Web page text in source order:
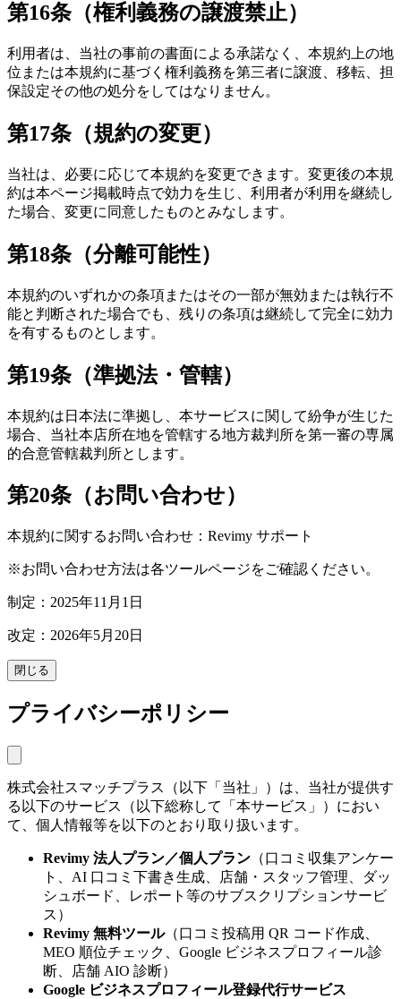
第16条（権利義務の譲渡禁止）
利用者は、当社の事前の書面による承諾なく、本規約上の地
位または本規約に基づく権利義務を第三者に譲渡、移転、担
保設定その他の処分をしてはなりません。
第17条（規約の変更）
当社は、必要に応じて本規約を変更できます。変更後の本規
約は本ページ掲載時点で効力を生じ、利用者が利用を継続し
た場合、変更に同意したものとみなします。
第18条（分離可能性）
本規約のいずれかの条項またはその一部が無効または執行不
能と判断された場合でも、残りの条項は継続して完全に効力
を有するものとします。
第19条（準拠法・管轄）
本規約は日本法に準拠し、本サービスに関して紛争が生じた
場合、当社本店所在地を管轄する地方裁判所を第一審の専属
的合意管轄裁判所とします。
第20条（お問い合わせ）
本規約に関するお問い合わせ：Revimy サポート
※お問い合わせ方法は各ツールページをご確認ください。
制定：2025年11月1日
改定：2026年5月20日
閉じる
プライバシーポリシー
株式会社スマッチプラス（以下「当社」）は、当社が提供す
る以下のサービス（以下総称して「本サービス」）におい
て、個人情報等を以下のとおり取り扱います。
Revimy 法人プラン／個人プラン （口コミ収集アンケー
ト、AI 口コミ下書き生成、店舗・スタッフ管理、ダッ
シュボード、レポート等のサブスクリプションサービ
ス）
Revimy 無料ツール（口コミ投稿用 QR コード作成、
MEO 順位チェック、Google ビジネスプロフィール診
断、店舗 AIO 診断）
Google ビジネスプロフィール登録代行サービス